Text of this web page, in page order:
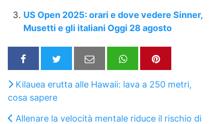
US Open 2025: orari e dove vedere Sinner,
Musetti e gli italiani Oggi 28 agosto
Kilauea erutta alle Hawaii: lava a 250 metri,
cosa sapere
Allenare la velocità mentale riduce il rischio di